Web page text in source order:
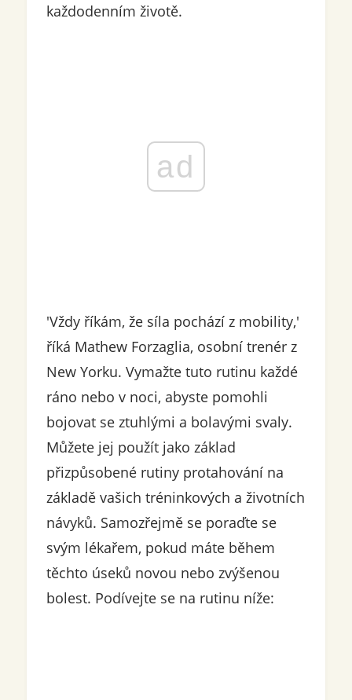
každodenním životě.
ad
'Vždy říkám, že síla pochází z mobility,'
říká Mathew Forzaglia, osobní trenér z
New Yorku. Vymažte tuto rutinu každé
ráno nebo v noci, abyste pomohli
bojovat se ztuhlými a bolavými svaly.
Můžete jej použít jako základ
přizpůsobené rutiny protahování na
základě vašich tréninkových a životních
návyků. Samozřejmě se poraďte se
svým lékařem, pokud máte během
těchto úseků novou nebo zvýšenou
bolest. Podívejte se na rutinu níže: